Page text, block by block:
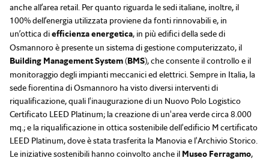
anche all’area retail. Per quanto riguarda le sedi italiane, inoltre, il
100% dell’energia utilizzata proviene da fonti rinnovabili e, in
un’ottica diefficienza energetica, in più edifici della sede di
Osmannoro è presente un sistema di gestione computerizzato, il
Building Management System(BMS), che consente il controllo e il
monitoraggio degli impianti meccanici ed elettrici. Sempre in Italia, la
sede fiorentina di Osmannoro ha visto diversi interventi di
riqualificazione, quali l'inaugurazione di un Nuovo Polo Logistico
Certificato LEED Platinum; la creazione di un'area verde circa 8.000
mq.; e la riqualificazione in ottica sostenibile dell'edificio M certificato
LEED Platinum, dove è stata trasferita la Manovia e l'Archivio Storico.
Le iniziative sostenibili hanno coinvolto anche il Museo Ferragamo,